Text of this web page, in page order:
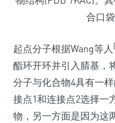
合口
起点分子根据Wang等人
酯环开环并引入腈基，
分子与化合物4具有一
接点1和连接点2选择一
物，另一方面是因为这